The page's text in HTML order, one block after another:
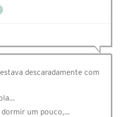
descaradamente com
dormir um pouco,…